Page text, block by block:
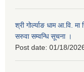
श्री गोर्ल्याङ धाम आ.वि. मा
सरुवा सम्वन्धि सूचना ।
Post date: 01/18/